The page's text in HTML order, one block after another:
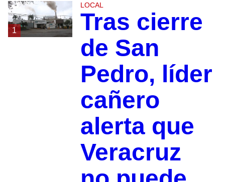
1
LOCAL
Tras cierre
de San
Pedro, líder
cañero
alerta que
Veracruz